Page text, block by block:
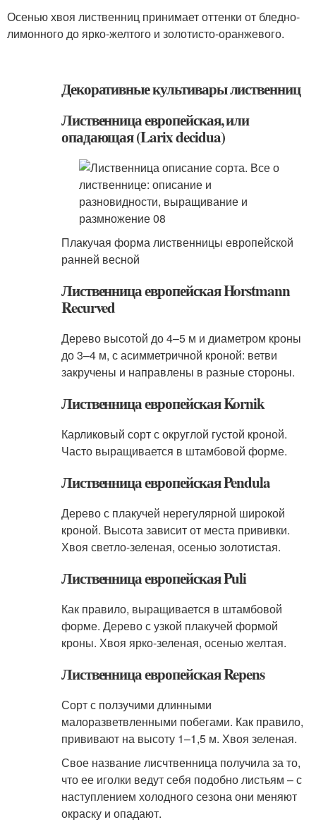
Осенью хвоя лиственниц принимает оттенки от бледно-
лимонного до ярко-желтого и золотисто-оранжевого.
Декоративные культивары лиственниц
Лиственница европейская, или
опадающая (Larix decidua)
Плакучая форма лиственницы европейской
ранней весной
Лиственница европейская Horstmann
Recurved
Дерево высотой до 4–5 м и диаметром кроны
до 3–4 м, с асимметричной кроной: ветви
закручены и направлены в разные стороны.
Лиственница европейская Kornik
Карликовый сорт с округлой густой кроной.
Часто выращивается в штамбовой форме.
Лиственница европейская Pendula
Дерево с плакучей нерегулярной широкой
кроной. Высота зависит от места прививки.
Хвоя светло-зеленая, осенью золотистая.
Лиственница европейская Puli
Как правило, выращивается в штамбовой
форме. Дерево с узкой плакучей формой
кроны. Хвоя ярко-зеленая, осенью желтая.
Лиственница европейская Repens
Сорт с ползучими длинными
малоразветвленными побегами. Как правило,
прививают на высоту 1–1,5 м. Хвоя зеленая.
Свое название лисчтвенница получила за то,
что ее иголки ведут себя подобно листьям – с
наступлением холодного сезона они меняют
окраску и опадают.